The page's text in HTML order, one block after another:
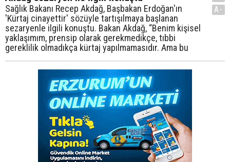
Sağlık Bakanı Recep Akdağ, Başbakan Erdoğan'ın
'Kürtaj cinayettir' sözüyle tartışılmaya başlanan
sezaryenle ilgili konuştu. Bakan Akdağ, “Benim kişisel
yaklaşımım, prensip olarak gerekmedikçe, tıbbi
gereklilik olmadıkça kürtaj yapılmamasıdır. Ama bu
A-